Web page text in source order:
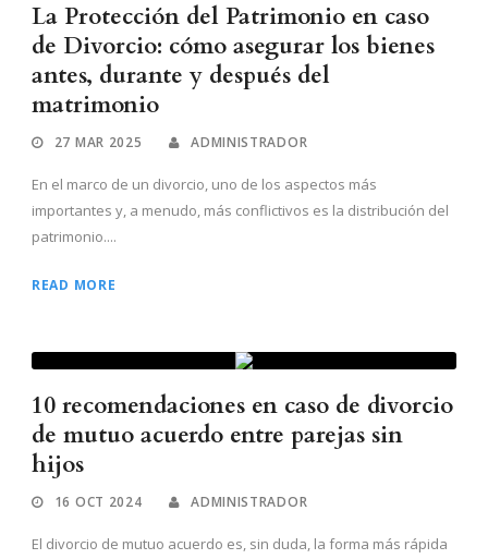
La Protección del Patrimonio en caso
de Divorcio: cómo asegurar los bienes
antes, durante y después del
matrimonio
27 MAR 2025 ADMINISTRADOR
En el marco de un divorcio, uno de los aspectos más
importantes y, a menudo, más conflictivos es la distribución del
patrimonio....
READ MORE
10 recomendaciones en caso de divorcio
de mutuo acuerdo entre parejas sin
hijos
16 OCT 2024 ADMINISTRADOR
El divorcio de mutuo acuerdo es, sin duda, la forma más rápida